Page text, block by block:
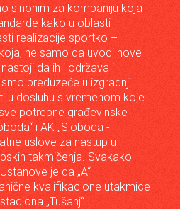
sinonim za kompaniju koja
kako u oblasti
realizacije sportko –
ne samo da uvodi nove
da ih i održava i
preduzeće u izgradnji
u dosluhu s vremenom koje
potrebne građevinske
i AK „Sloboda -
uslove za nastup u
takmičenja. Svakako
je da „A“
kvalifikacione utakmice
„Tušanj“.